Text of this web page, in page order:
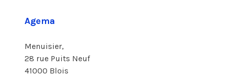
Agema
Menuisier,
28 rue Puits Neuf
41000 Blois